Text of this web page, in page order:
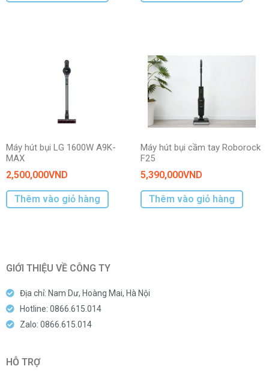
Máy hút bụi LG 1600W A9K-
MAX
2,500,000VND
Thêm vào giỏ hàng
Máy hút bụi cầm tay Roborock
F25
5,390,000VND
Thêm vào giỏ hàng
GIỚI THIỆU VỀ CÔNG TY
Địa chỉ: Nam Dư, Hoàng Mai, Hà Nội
Hotline: 0866.615.014
Zalo: 0866.615.014
HỖ TRỢ